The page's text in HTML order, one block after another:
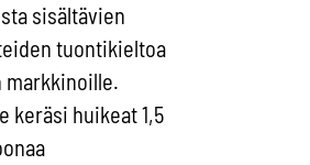
sisältävien
tuontikieltoa
markkinoille.
keräsi huikeat 1,5